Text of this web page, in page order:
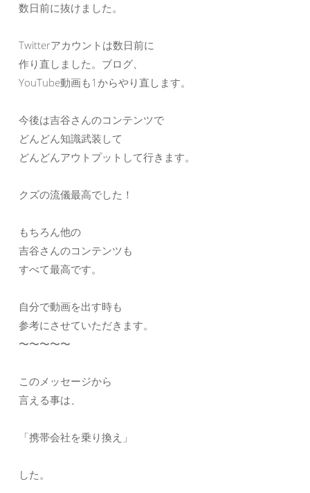
数日前に抜けました。
Twitterアカウントは数日前に
作り直しました。ブログ、
YouTube動画も1からやり直します。
今後は吉谷さんのコンテンツで
どんどん知識武装して
どんどんアウトプットして行きます。
クズの流儀最高でした！
もちろん他の
吉谷さんのコンテンツも
すべて最高です。
自分で動画を出す時も
参考にさせていただきます。
〜〜〜〜〜
このメッセージから
言える事は、
「携帯会社を乗り換え」
した。